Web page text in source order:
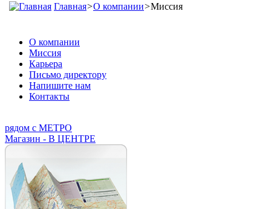
Главная>О компании>Миссия
О компании
Миссия
Карьера
Письмо директору
Напишите нам
Контакты
рядом с МЕТРО
Магазин - В ЦЕНТРЕ